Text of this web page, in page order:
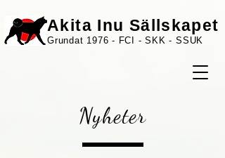
Akita Inu Sällskapet
Grundat 1976 - FCI - SKK - SSUK
Nyheter